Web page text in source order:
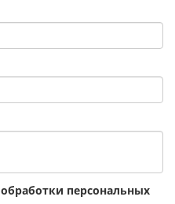
обработки персональных